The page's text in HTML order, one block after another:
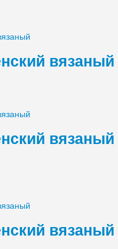
вязаный
вязаный
вязаный